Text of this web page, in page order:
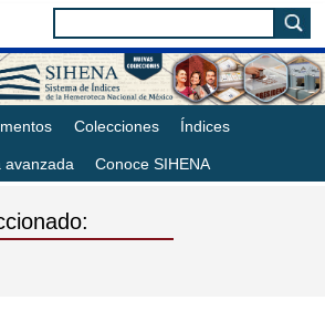
Colecciones Índices
avanzada Conoce SIHENA